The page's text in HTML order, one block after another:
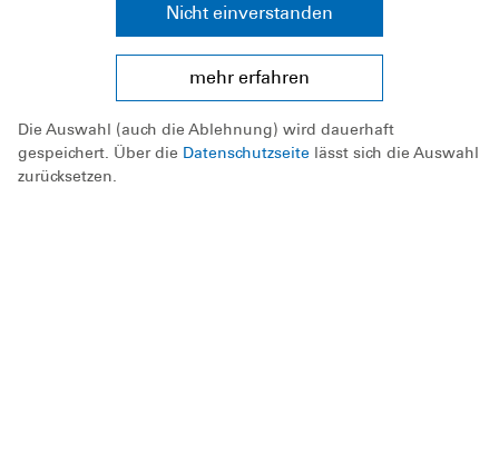
Wenn ich draußen bade, gehe ich sofort aus
dem Wasser, wenn es blitzt, donnert oder stark
Nicht einverstanden
mehr erfahren
Die Auswahl (auch die Ablehnung) wird dauerhaft
gespeichert. Über die Datenschutzseite lässt sich die Auswahl
zurücksetzen.